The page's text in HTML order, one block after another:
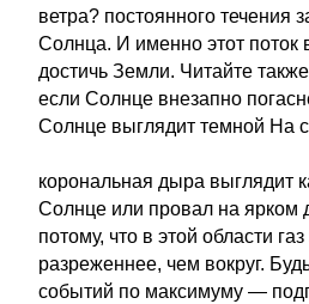
ветра? постоянного течения
Солнца. И именно этот поток
достичь Земли. Читайте
если Солнце внезапно
Солнце выглядит темной На
корональная дыра выглядит
Солнце или провал на ярком
потому, что в этой области
разреженнее, чем вокруг.
событий по максимуму —